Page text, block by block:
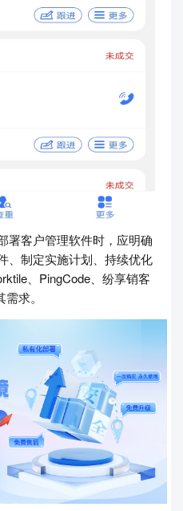
署客户管理软件时，应明确
、制定实施计划、持续优化
、PingCode、纷享销客
求。